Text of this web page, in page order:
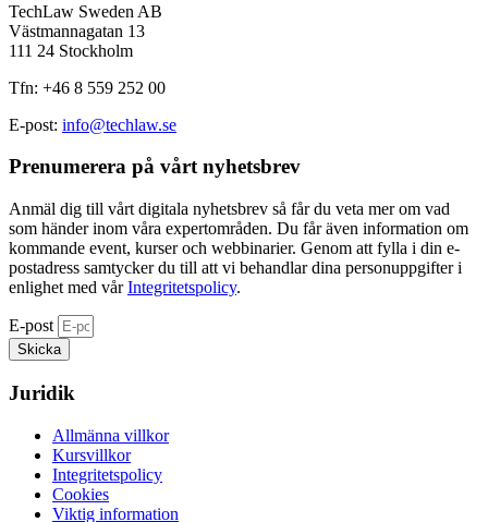
TechLaw Sweden AB
Västmannagatan 13
111 24 Stockholm
Tfn: +46 8 559 252 00
E-post: info@techlaw.se
Prenumerera på vårt nyhetsbrev​
Anmäl dig till vårt digitala nyhetsbrev så får du veta mer om vad
som händer inom våra expertområden. Du får även information om
kommande event, kurser och webbinarier. Genom att fylla i din e-
postadress samtycker du till att vi behandlar dina personuppgifter i
enlighet med vårIntegritetspolicy.
E-post
Skicka
Juridik
Allmänna villkor
Kursvillkor
Integritetspolicy
Cookies
Viktig information